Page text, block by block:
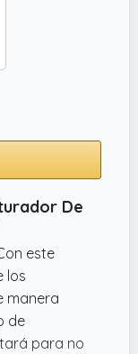
De
este
los
manera
de
para no